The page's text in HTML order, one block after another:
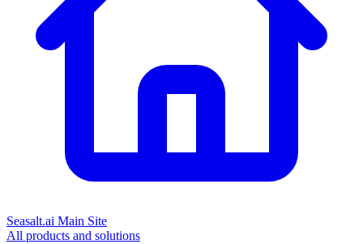
Seasalt.ai Main Site
All products and solutions